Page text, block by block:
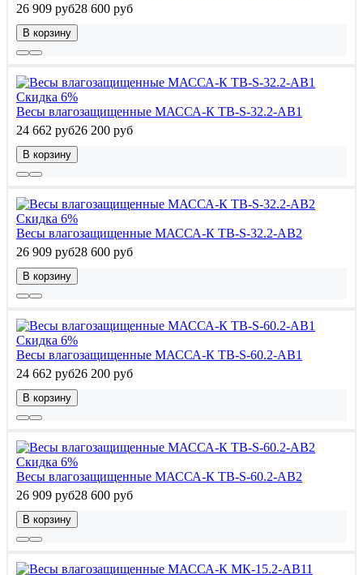
26 909 руб28 600 руб
В корзину
Скидка 6%
Весы влагозащищенные МАССА-К TB-S-32.2-AB1
24 662 руб26 200 руб
В корзину
Скидка 6%
Весы влагозащищенные МАССА-К TB-S-32.2-AB2
26 909 руб28 600 руб
В корзину
Скидка 6%
Весы влагозащищенные МАССА-К TB-S-60.2-AB1
24 662 руб26 200 руб
В корзину
Скидка 6%
Весы влагозащищенные МАССА-К TB-S-60.2-AB2
26 909 руб28 600 руб
В корзину